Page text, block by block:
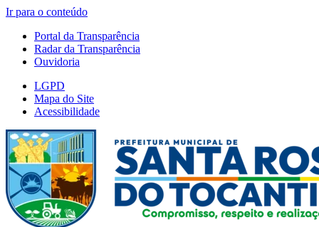
Ir para o conteúdo
Portal da Transparência
Radar da Transparência
Ouvidoria
LGPD
Mapa do Site
Acessibilidade